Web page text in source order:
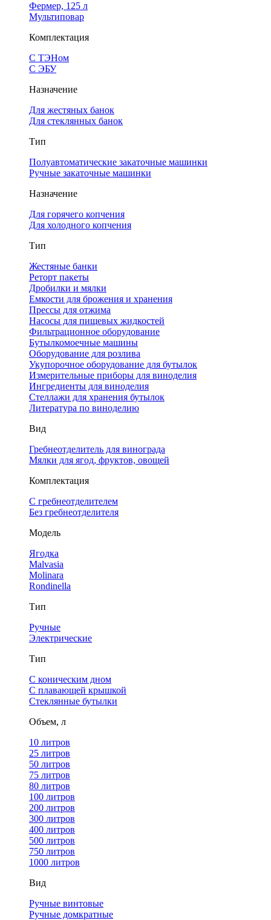
Фермер, 125 л
Мультиповар
Комплектация
С ТЭНом
С ЭБУ
Назначение
Для жестяных банок
Для стеклянных банок
Тип
Полуавтоматические закаточные машинки
Ручные закаточные машинки
Назначение
Для горячего копчения
Для холодного копчения
Тип
Жестяные банки
Реторт пакеты
Дробилки и мялки
Емкости для брожения и хранения
Прессы для отжима
Насосы для пищевых жидкостей
Фильтрационное оборудование
Бутылкомоечные машины
Оборудование для розлива
Укупорочное оборудование для бутылок
Измерительные приборы для виноделия
Ингредиенты для виноделия
Стеллажи для хранения бутылок
Литература по виноделию
Вид
Гребнеотделитель для винограда
Мялки для ягод, фруктов, овощей
Комплектация
С гребнеотделителем
Без гребнеотделителя
Модель
Ягодка
Malvasia
Molinara
Rondinella
Тип
Ручные
Электрические
Тип
С коническим дном
С плавающей крышкой
Стеклянные бутылки
Объем, л
10 литров
25 литров
50 литров
75 литров
80 литров
100 литров
200 литров
300 литров
400 литров
500 литров
750 литров
1000 литров
Вид
Ручные винтовые
Ручные домкратные